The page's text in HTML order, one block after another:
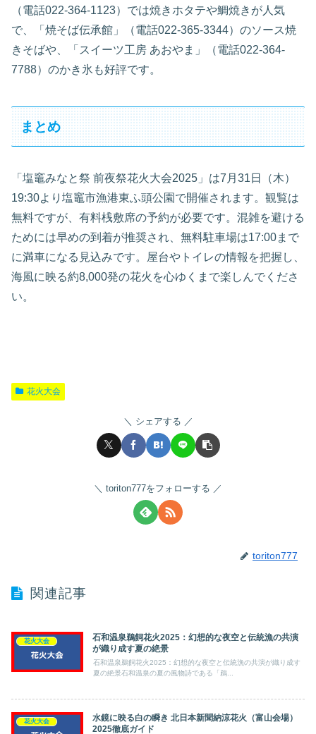
（電話022-364-1123）では焼きホタテや鯛焼きが人気
で、「焼そば伝承館」（電話022-365-3344）のソース焼
きそばや、「スイーツ工房 あおやま」（電話022-364-
7788）のかき氷も好評です。
まとめ
「塩竈みなと祭 前夜祭花火大会2025」は7月31日（木）
19:30より塩竈市漁港東ふ頭公園で開催されます。観覧は
無料ですが、有料桟敷席の予約が必要です。混雑を避ける
ためには早めの到着が推奨され、無料駐車場は17:00まで
に満車になる見込みです。屋台やトイレの情報を把握し、
海風に映る約8,000発の花火を心ゆくまで楽しんでくださ
い。
花火大会
シェアする
toriton777をフォローする
toriton777
関連記事
花火大会
石和温泉鵜飼花火2025：幻想的な夜空と伝統漁の共演
が織り成す夏の絶景
石和温泉鵜飼花火2025：幻想的な夜空と伝統漁の共演が織り成す
夏の絶景石和温泉の夏の風物詩である「鵜...
花火大会
水鏡に映る白の瞬き 北日本新聞納涼花火（富山会場）
2025徹底ガイド